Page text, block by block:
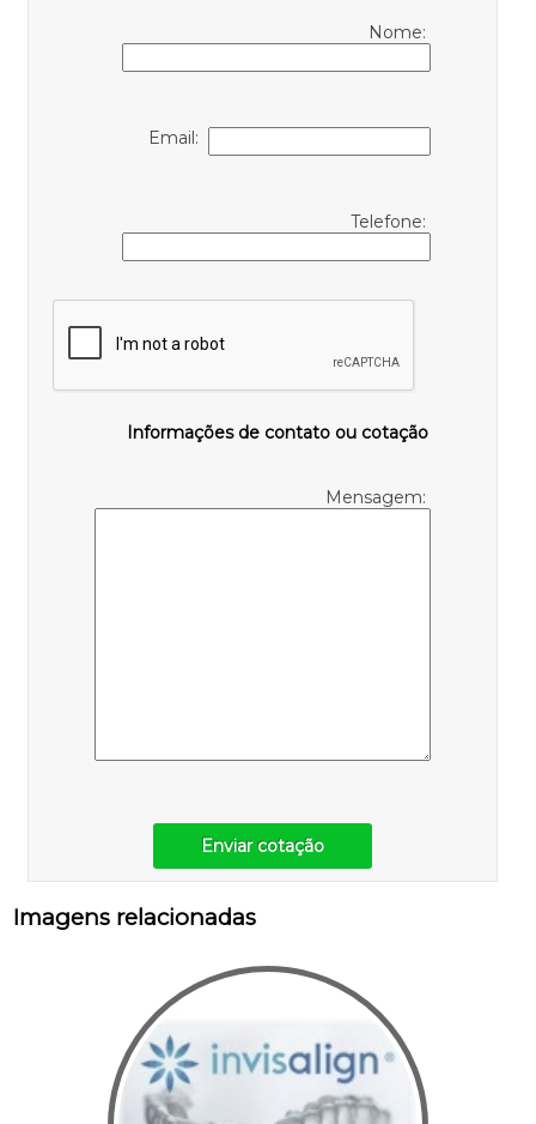
Nome:
Email:
Telefone:
Informações de contato ou cotação
Mensagem:
Enviar cotação
Imagens relacionadas